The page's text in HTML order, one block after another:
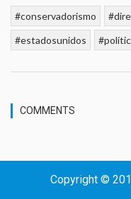
#conservadorismo
#estadosunidos
COMMENTS
Copyright ©